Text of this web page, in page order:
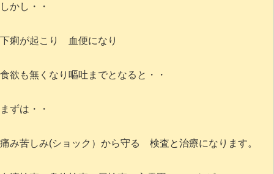
しかし・・
下痢が起こり 血便になり
食欲も無くなり嘔吐までとなると・・
まずは・・
痛み苦しみ(ショック）から守る 検査と治療になります。